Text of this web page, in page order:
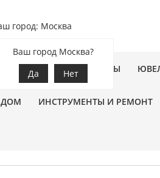
город: Москва
Ваш город Москва?
Да
Нет
ЗООТОВАРЫ ЦВЕТЫ
ИНСТРУМЕНТЫ И РЕМОНТ